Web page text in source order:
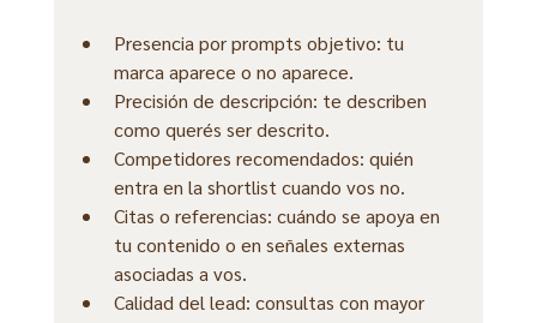
Presencia por prompts objetivo: tu
marca aparece o no aparece.
Precisión de descripción: te describen
como querés ser descrito.
Competidores recomendados: quién
entra en la shortlist cuando vos no.
Citas o referencias: cuándo se apoya en
tu contenido o en señales externas
asociadas a vos.
Calidad del lead: consultas con mayor